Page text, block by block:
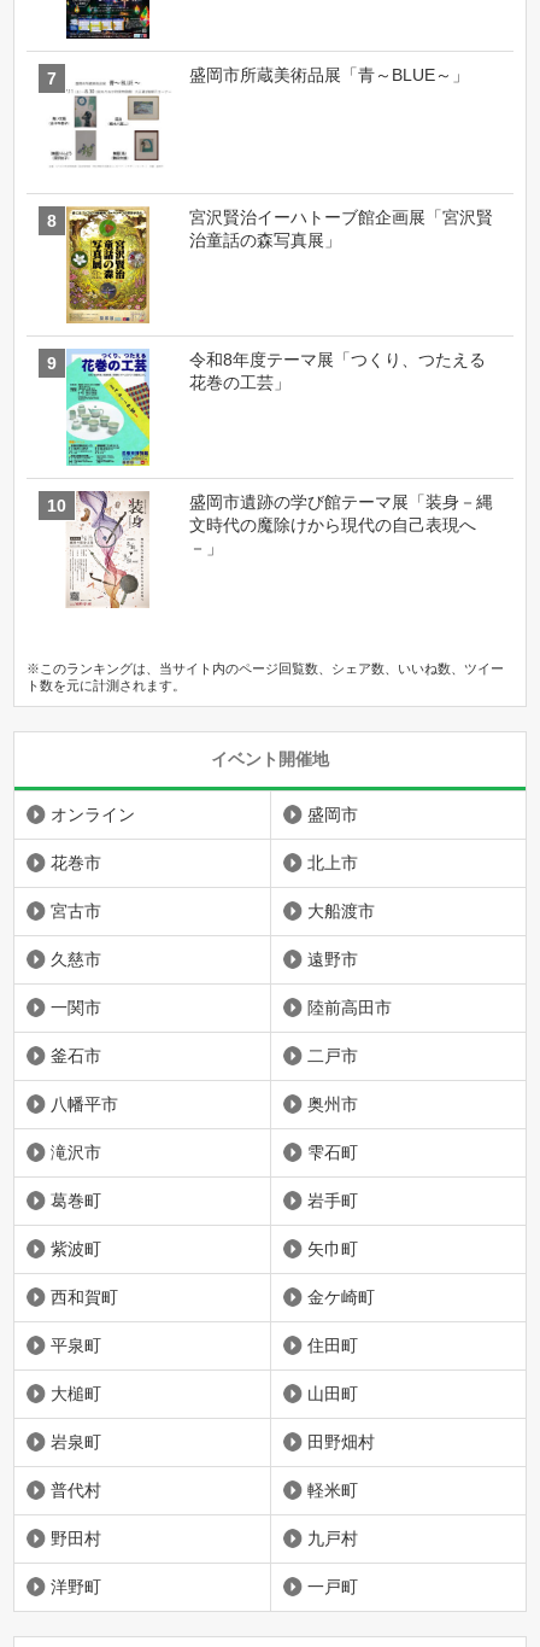
盛岡市所蔵美術品展「青～BLUE～」
宮沢賢治イーハトーブ館企画展「宮沢賢
治童話の森写真展」
令和8年度テーマ展「つくり、つたえる
花巻の工芸」
盛岡市遺跡の学び館テーマ展「装身－縄
文時代の魔除けから現代の自己表現へ
－」
※このランキングは、当サイト内のページ回覧数、シェア数、いいね数、ツイー
ト数を元に計測されます。
イベント開催地
オンライン 盛岡市
花巻市 北上市
宮古市 大船渡市
久慈市 遠野市
一関市 陸前高田市
釜石市 二戸市
八幡平市 奥州市
滝沢市 雫石町
葛巻町 岩手町
紫波町 矢巾町
西和賀町 金ケ崎町
平泉町 住田町
大槌町 山田町
岩泉町 田野畑村
普代村 軽米町
野田村 九戸村
洋野町 一戸町